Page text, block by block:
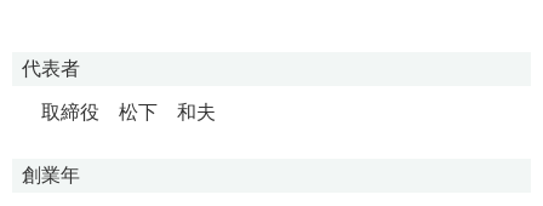
代表者
取締役 松下 和夫
創業年